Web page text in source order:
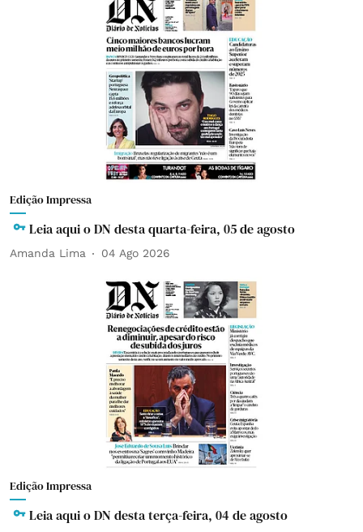
Edição Impressa
Leia aqui o DN desta quarta-feira, 05 de agosto
Amanda Lima 04 Ago 2026
Edição Impressa
Leia aqui o DN desta terça-feira, 04 de agosto